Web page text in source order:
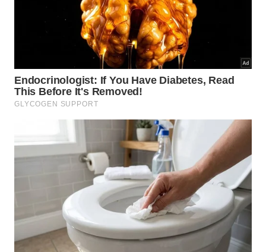
A inflação reduz o valor real dos recursos, tornando
o dinheiro menos capaz de comprar os mesmos
produtos e serviços no futuro.
Mesmo investimentos conservadores podem ajudar
a preservar o patrimônio e fazer a reserva financeira
crescer de forma gradual.
5. Desperdiçar alimentos e produtos em